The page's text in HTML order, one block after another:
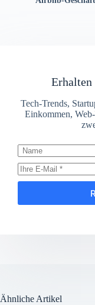
Erhalten
Tech-Trends,
Einkommen,
Ähnliche Artikel